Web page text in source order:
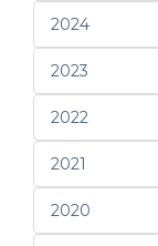
2024
2023
2022
2021
2020